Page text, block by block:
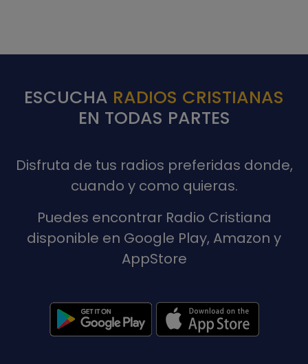
ESCUCHA RADIOS CRISTIANAS
EN TODAS PARTES
Disfruta de tus radios preferidas donde,
cuando y como quieras.
Puedes encontrar Radio Cristiana
disponible en Google Play, Amazon y
AppStore